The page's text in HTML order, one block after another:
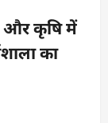
और कृषि में
का